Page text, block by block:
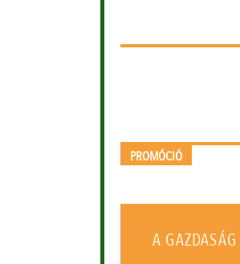
PROMÓCIÓ
A